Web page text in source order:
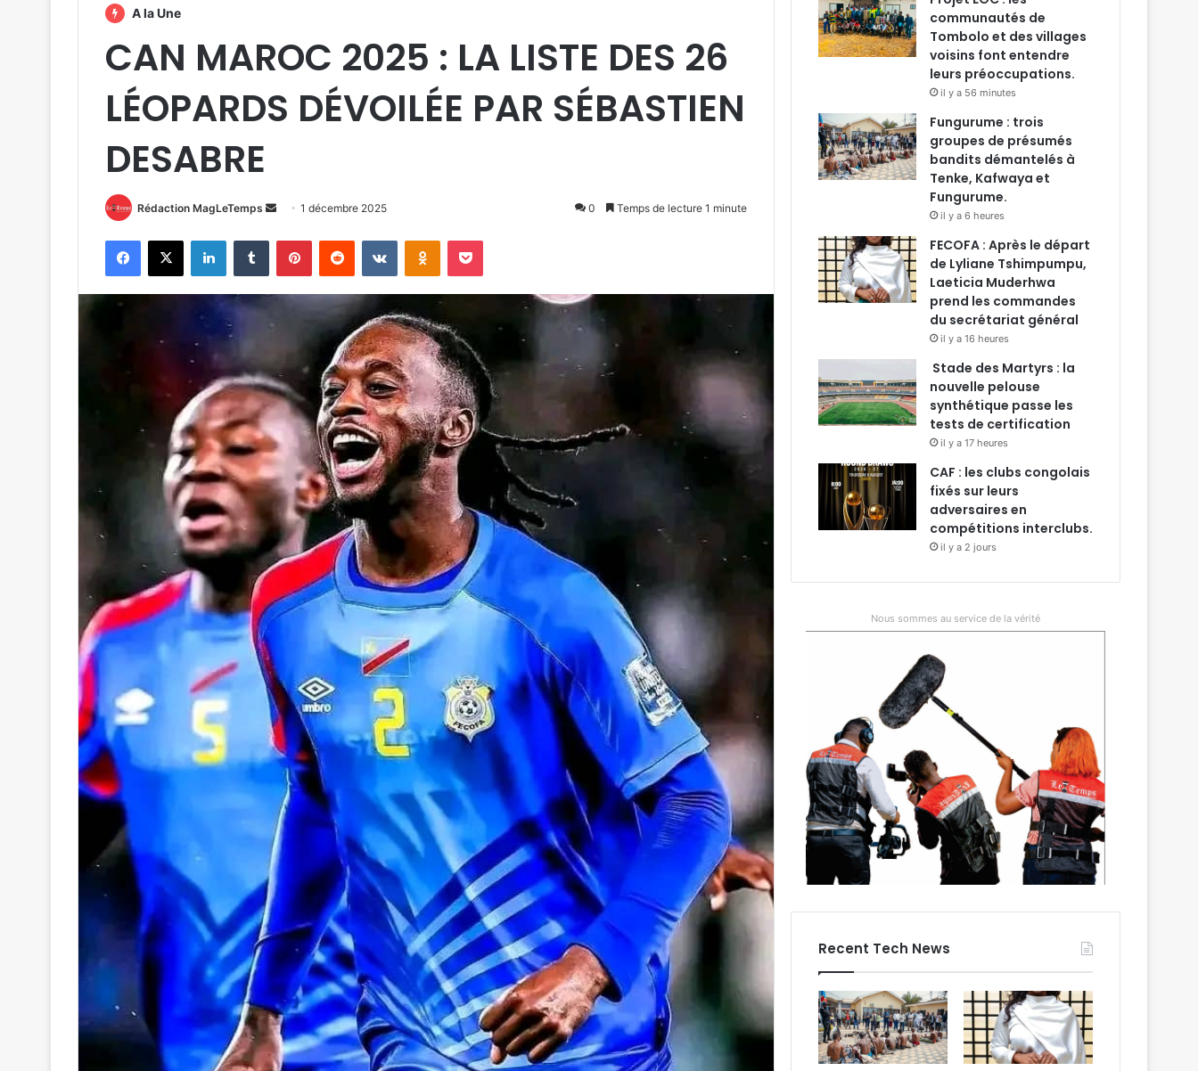
A la Une
CAN MAROC 2025 : LA LISTE DES 26
LÉOPARDS DÉVOILÉE PAR SÉBASTIEN
DESABRE
Rédaction MagLeTemps
Envoyer
courriel
1 décembre 2025 0 Temps de lecture 1 minute
Facebook
X LinkedinTumblr PinterestReddit VKontakteOdnoklassniki
Pocket
communautés de
Tombolo et des villages
voisins font entendre
leurs préoccupations.
il y a 56 minutes
Fungurume : trois
groupes de présumés
bandits démantelés à
Tenke, Kafwaya et
Fungurume.
il y a 6 heures
FECOFA : Après le départ
de Lyliane Tshimpumpu,
Laeticia Muderhwa
prend les commandes
du secrétariat général
il y a 16 heures
Stade des Martyrs : la
nouvelle pelouse
synthétique passe les
tests de certification
il y a 17 heures
CAF : les clubs congolais
fixés sur leurs
adversaires en
compétitions interclubs.
il y a 2 jours
Nous sommes au service de la vérité
Recent Tech News